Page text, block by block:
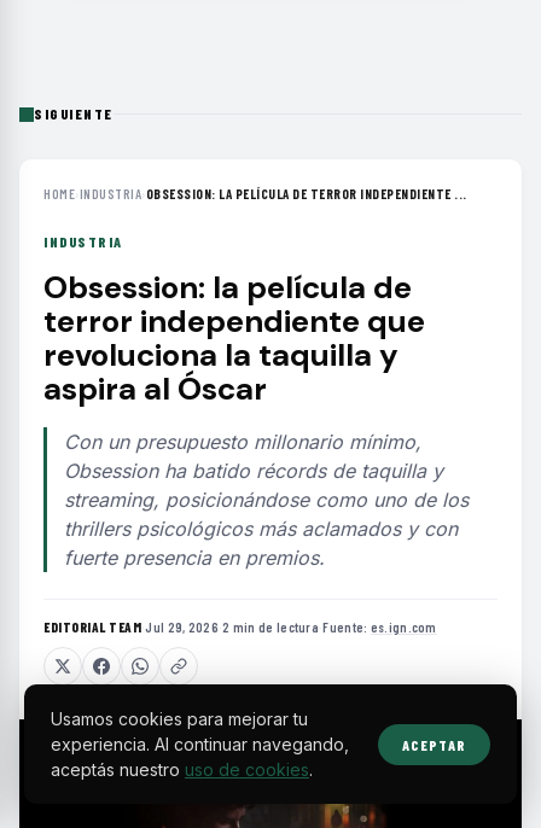
SIGUIENTE
HOME›INDUSTRIA› OBSESSION: LA PELÍCULA DE TERROR INDEPENDIENTE ...
INDUSTRIA
Obsession: la película de
terror independiente que
revoluciona la taquilla y
aspira al Óscar
Con un presupuesto millonario mínimo,
Obsession ha batido récords de taquilla y
streaming, posicionándose como uno de los
thrillers psicológicos más aclamados y con
fuerte presencia en premios.
EDITORIAL TEAM·Jul 29, 2026·2 min de lectura·Fuente: es.ign.com
Usamos cookies para mejorar tu
experiencia. Al continuar navegando,
aceptás nuestro uso de cookies.
ACEPTAR